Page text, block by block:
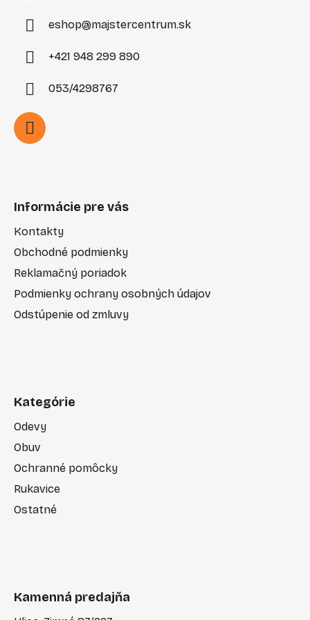
eshop@majstercentrum.sk
+421 948 299 890
053/4298767
Informácie pre vás
Kontakty
Obchodné podmienky
Reklamačný poriadok
Podmienky ochrany osobných údajov
Odstúpenie od zmluvy
Kategórie
Odevy
Obuv
Ochranné pomôcky
Rukavice
Ostatné
Kamenná predajňa